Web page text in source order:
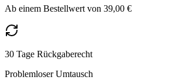
Ab einem Bestellwert von 39,00 €
30 Tage Rückgaberecht
Problemloser Umtausch